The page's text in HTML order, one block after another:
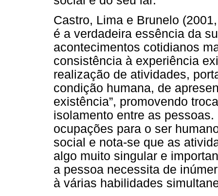
Castro, Lima e Brunelo
é a verdadeira essência da
acontecimentos cotidianos
consistência à experiência
realização de atividades,
condição humana, de
existência”, promovendo
isolamento entre as
ocupações para o ser
social e nota-se que as
algo muito singular e
a pessoa necessita de
à várias habilidades